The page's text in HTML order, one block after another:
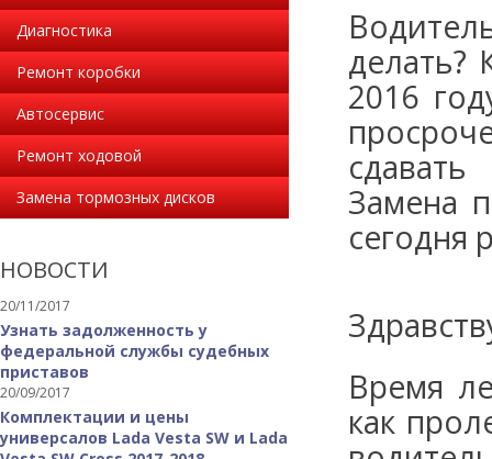
Диагностика
Ремонт коробки
Автосервис
Ремонт ходовой
Замена тормозных дисков
НОВОСТИ
20/11/2017
Узнать задолженность у
федеральной службы судебных
приставов
20/09/2017
Комплектации и цены
универсалов Lada Vesta SW и Lada
делать?
2016
Замена
сегодня
Время
как